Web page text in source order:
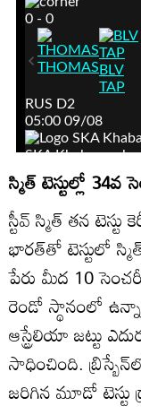
స్మిత్‌ టెస్టుల్లో
స్టీవ్ స్మిత్ తన
భారత్‌తో టెస్టులో
పేరు మీద 10
రెండో స్థానంలో
ఆస్ట్రేలియా జట్టు
సాధించింది.
జరిగిన మూడో టెస్టు